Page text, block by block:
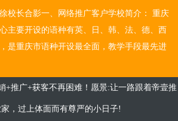
校长合影一、网络推广客户学校简介： 重庆
主要开设的语种有英、日、韩、法、德、西
是重庆市语种开设最全面，教学手段最先进
+推广+获客不再困难！愿景:让一路跟着帝壹推
，过上体面而有尊严的小日子!